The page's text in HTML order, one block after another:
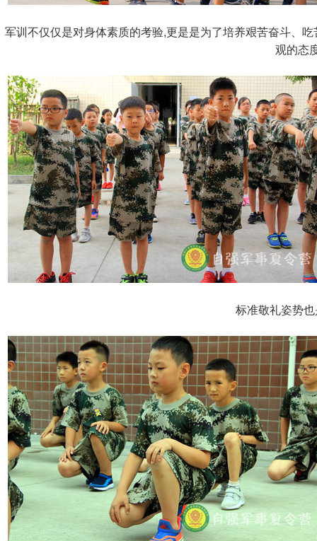
军训不仅仅是对身体素质的考验,更是是为了培养艰苦奋斗、
观的态
标准敬礼姿势